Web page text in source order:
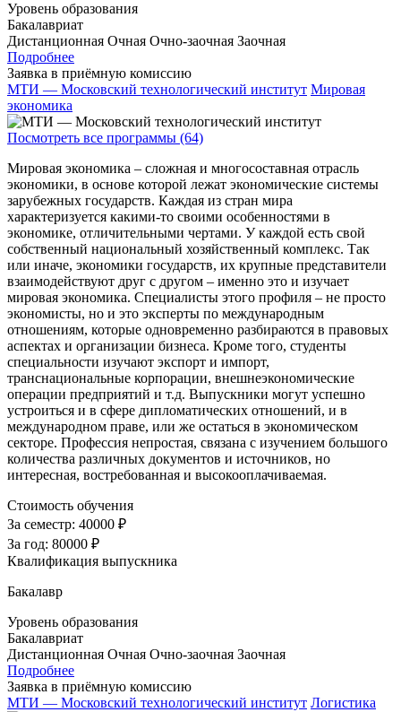
Уровень образования
Бакалавриат
Дистанционная Очная Очно-заочная Заочная
Подробнее
Заявка в приёмную комиссию
МТИ — Московский технологический институт Мировая
экономика
Посмотреть все программы (64)
Мировая экономика – сложная и многосоставная отрасль
экономики, в основе которой лежат экономические системы
зарубежных государств. Каждая из стран мира
характеризуется какими-то своими особенностями в
экономике, отличительными чертами. У каждой есть свой
собственный национальный хозяйственный комплекс. Так
или иначе, экономики государств, их крупные представители
взаимодействуют друг с другом – именно это и изучает
мировая экономика. Специалисты этого профиля – не просто
экономисты, но и это эксперты по международным
отношениям, которые одновременно разбираются в правовых
аспектах и организации бизнеса. Кроме того, студенты
специальности изучают экспорт и импорт,
транснациональные корпорации, внешнеэкономические
операции предприятий и т.д. Выпускники могут успешно
устроиться и в сфере дипломатических отношений, и в
международном праве, или же остаться в экономическом
секторе. Профессия непростая, связана с изучением большого
количества различных документов и источников, но
интересная, востребованная и высокооплачиваемая.
Стоимость обучения
За семестр: 40000 ₽
За год: 80000 ₽
Квалификация выпускника
Бакалавр
Уровень образования
Бакалавриат
Дистанционная Очная Очно-заочная Заочная
Подробнее
Заявка в приёмную комиссию
МТИ — Московский технологический институт Логистика